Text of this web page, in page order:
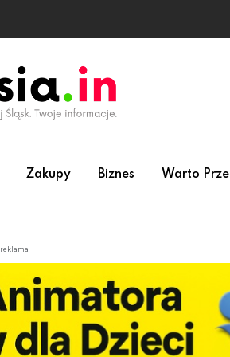
Zakupy Biznes Warto
reklama